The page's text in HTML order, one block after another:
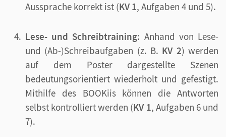
Aussprache korrekt ist (KV 1, Aufgaben 4 und 5).
Lese- und Schreibtraining: Anhand von Lese-
und (Ab-)Schreibaufgaben (z. B. KV 2) werden
auf dem Poster dargestellte Szenen
bedeutungsorientiert wiederholt und gefestigt.
Mithilfe des BOOKiis können die Antworten
selbst kontrolliert werden (KV 1, Aufgaben 6 und
7).